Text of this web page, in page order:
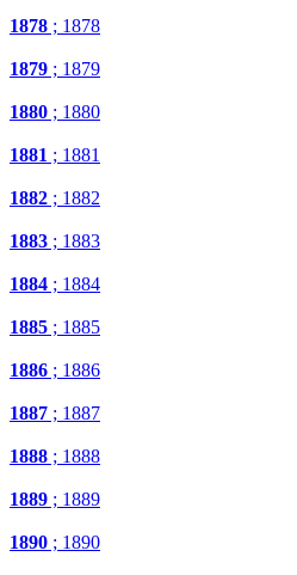
1878 ; 1878
1879 ; 1879
1880 ; 1880
1881 ; 1881
1882 ; 1882
1883 ; 1883
1884 ; 1884
1885 ; 1885
1886 ; 1886
1887 ; 1887
1888 ; 1888
1889 ; 1889
1890 ; 1890